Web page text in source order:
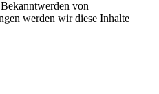
von
werden wir diese Inhalte